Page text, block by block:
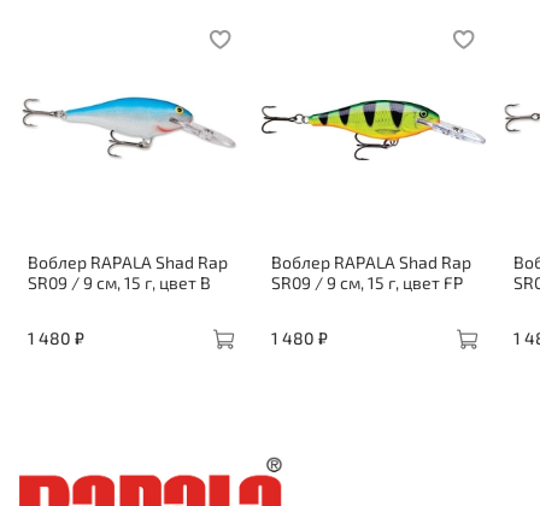
Воблер RAPALA Shad Rap
SR09 / 9 см, 15 г, цвет B
1 480 ₽
Воблер RAPALA Shad Rap
SR09 / 9 см, 15 г, цвет FP
1 480 ₽ 1